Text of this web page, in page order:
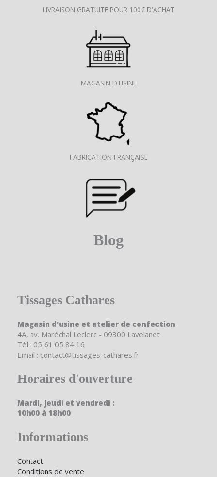
LIVRAISON GRATUITE POUR 100€ D'ACHAT
MAGASIN D'USINE
FABRICATION FRANÇAISE
Blog
Tissages Cathares
Magasin d'usine et atelier de confection
4A, av. Maréchal Leclerc - 09300 Lavelanet
Tél : 05 61 05 84 16
Email : contact@tissages-cathares.fr
Horaires d'ouverture
Mardi, jeudi et vendredi :
10h00 à 18h00
Informations
Contact
Conditions de vente